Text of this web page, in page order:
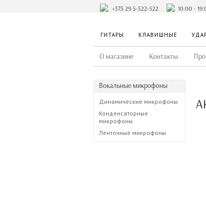
+375 29 5-522-522 10:00 -
ГИТАРЫ КЛАВИШНЫЕ
О магазине Контакты
Вокальные микрофоны
Динамические микрофоны
Конденсаторные
микрофоны
Ленточные микрофоны